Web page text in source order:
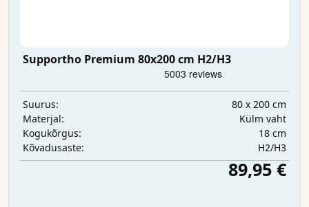
Supportho Premium 80x200 cm H2/H3
Suurus:
80 x 200 cm
Materjal:
Külm vaht
Kogukõrgus:
18 cm
Kõvadusaste:
H2/H3
89,95 €